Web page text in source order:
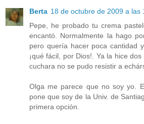
Berta 18 de octubre de 2009 a las
Pepe, he probado tu crema
encantó. Normalmente la hago
pero quería hacer poca cantidad
¡qué fácil, por Dios!. Ya la hice
cuchara no se pudo resistir a
Olga me parece que no soy yo.
pone que soy de la Univ. de
primera opción.